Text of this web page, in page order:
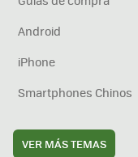
Android
iPhone
Smartphones Chinos
VER MÁS TEMAS